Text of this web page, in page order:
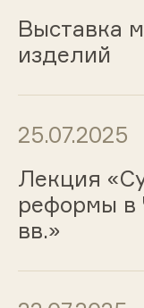
Выставка
изделий
25.07.2025
Лекция
реформы в
вв.»